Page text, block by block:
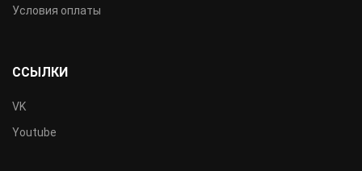
Условия оплаты
ССЫЛКИ
VK
Youtube